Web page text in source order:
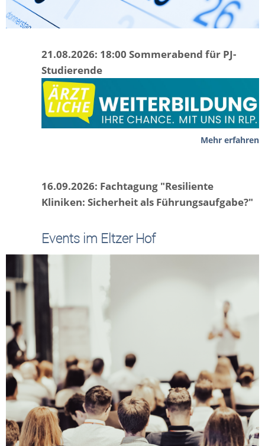
21.08.2026: 18:00 Sommerabend für PJ-
Studierende
Mehr erfahren
16.09.2026: Fachtagung "Resiliente
Kliniken: Sicherheit als Führungsaufgabe?"
Events im Eltzer Hof